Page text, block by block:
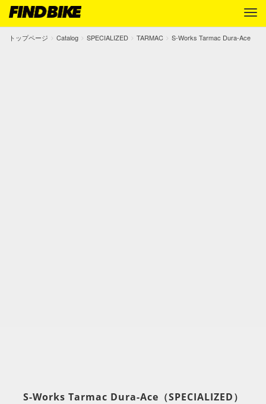
トップページ Catalog SPECIALIZED TARMAC S-Works Tarmac Dura-Ace
S-Works Tarmac Dura-Ace（SPECIALIZED）